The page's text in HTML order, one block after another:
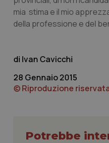
mia stima e il mio
della professione e del
Ivan Cavicchi
28 Gennaio 2015
© Riproduzione
Potrebbe